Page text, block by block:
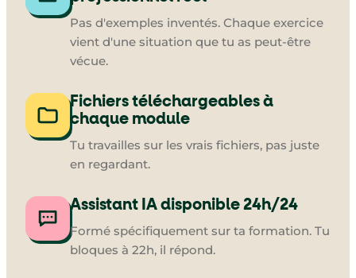
Pas d'exemples inventés. Chaque exercice
vient d'une situation que tu as peut-être
vécue.
Fichiers téléchargeables à
chaque module
Tu travailles sur les vrais fichiers, pas juste
en regardant.
Assistant IA disponible 24h/24
Formé spécifiquement sur ta formation. Tu
bloques à 22h, il répond.